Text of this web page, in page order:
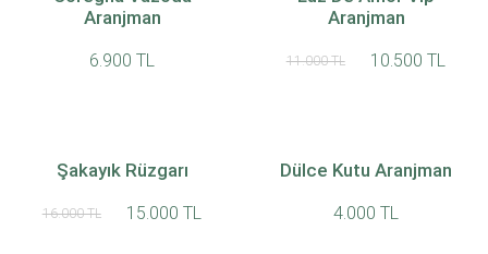
Aranjman
6.900 TL
Aranjman
11.000 TL 10.500 TL
Şakayık Rüzgarı
16.000 TL 15.000 TL
Dülce Kutu Aranjman
4.000 TL